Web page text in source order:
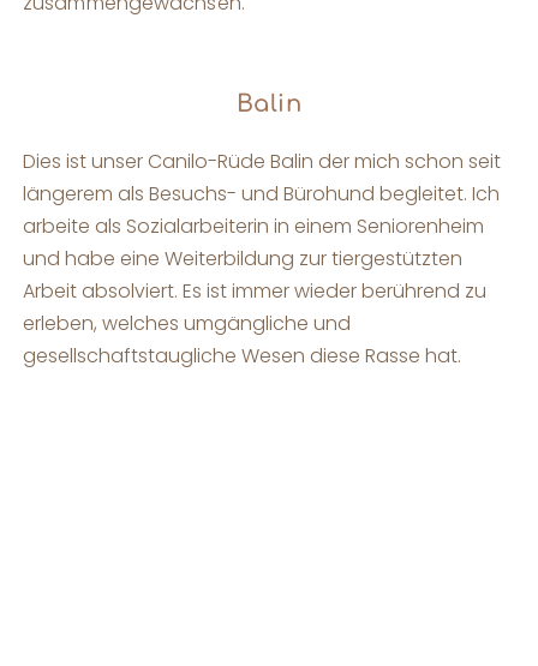
Balin
Dies ist unser Canilo-Rüde Balin der mich schon seit
längerem als Besuchs- und Bürohund begleitet. Ich
arbeite als Sozialarbeiterin in einem Seniorenheim
und habe eine Weiterbildung zur tiergestützten
Arbeit absolviert. Es ist immer wieder berührend zu
erleben, welches umgängliche und
gesellschaftstaugliche Wesen diese Rasse hat.